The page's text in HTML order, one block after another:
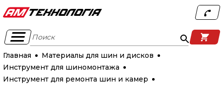
Поиск
Главная
Материалы для шин и дисков
Инструмент для шиномонтажа
Инструмент для ремонта шин и камер